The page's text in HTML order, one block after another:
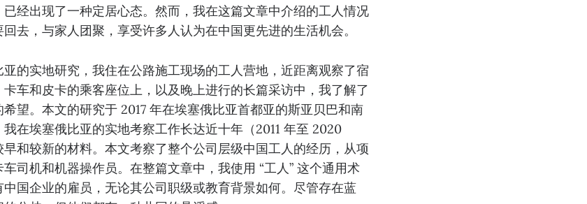
经出现了一种定居心态。然而，我在这篇文章中介绍的工人情况
去，与家人团聚，享受许多人认为在中国更先进的生活机会。
的实地研究，我住在公路施工现场的工人营地，近距离观察了宿
车和皮卡的乘客座位上，以及晚上进行的长篇采访中，我了解了
望。本文的研究于 2017 年在埃塞俄比亚首都亚的斯亚贝巴和南
在埃塞俄比亚的实地考察工作长达近十年（2011 年至 2020
和较新的材料。本文考察了整个公司层级中国工人的经历，从项
司机和机器操作员。在整篇文章中，我使用 “工人” 这个通用术
国企业的雇员，无论其公司职级或教育背景如何。尽管存在蓝